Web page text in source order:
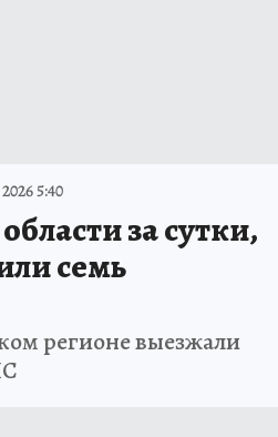
5:40
за сутки,
семь
регионе выезжали